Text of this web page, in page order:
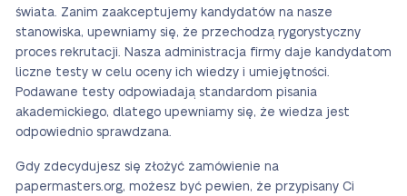
świata. Zanim zaakceptujemy kandydatów na nasze
stanowiska, upewniamy się, że przechodzą rygorystyczny
proces rekrutacji. Nasza administracja firmy daje kandydatom
liczne testy w celu oceny ich wiedzy i umiejętności.
Podawane testy odpowiadają standardom pisania
akademickiego, dlatego upewniamy się, że wiedza jest
odpowiednio sprawdzana.
Gdy zdecydujesz się złożyć zamówienie na
papermasters.org, możesz być pewien, że przypisany Ci